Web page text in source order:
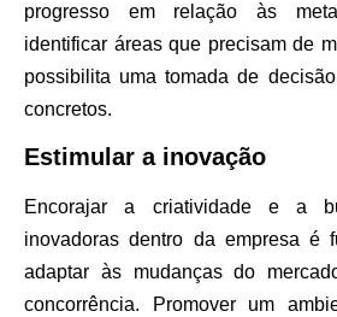
progresso em relação às
identificar áreas que precisam de
possibilita uma tomada de
concretos.
Estimular a inovação
Encorajar a criatividade e a
inovadoras dentro da empresa é
adaptar às mudanças do
concorrência. Promover um